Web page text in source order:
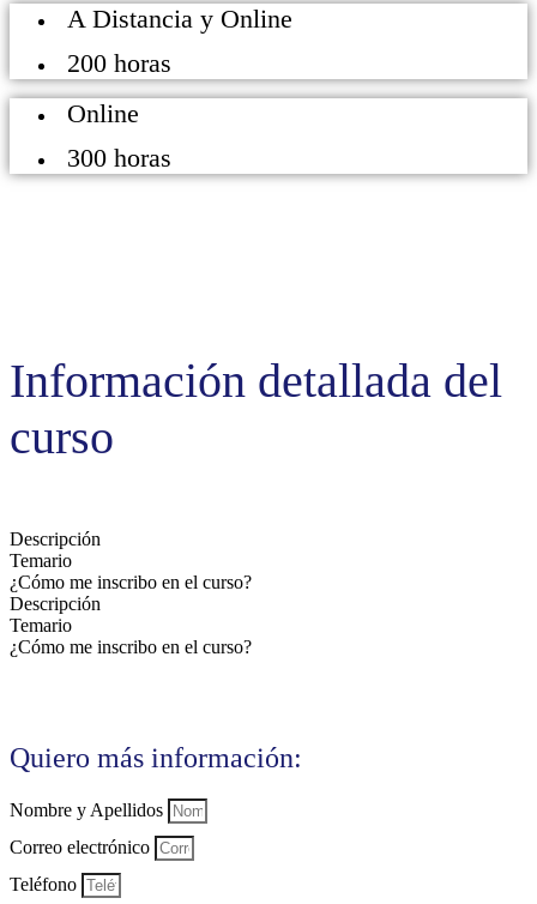
A Distancia y Online
200 horas
Online
300 horas
Información detallada del
curso
Descripción
Temario
¿Cómo me inscribo en el curso?
Descripción
Temario
¿Cómo me inscribo en el curso?
Quiero más información:
Nombre y Apellidos
Correo electrónico
Teléfono